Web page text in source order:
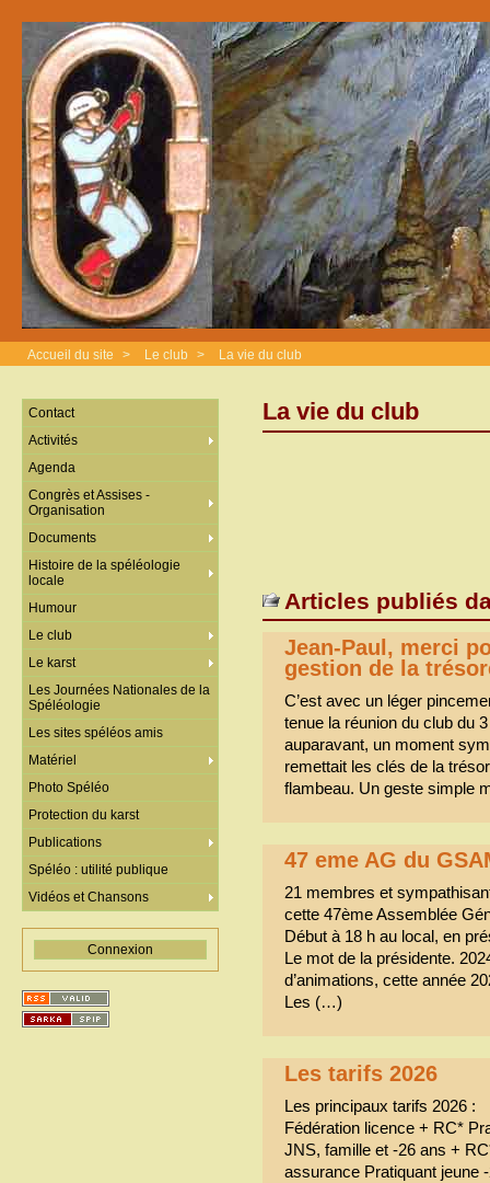
Accueil du site > Le club > La vie du club
La vie du club
Articles publiés
Jean-Paul, merci
gestion de la
C’est avec un léger
tenue la réunion du club du
auparavant, un moment
remettait les clés de la
flambeau. Un geste simple
47 eme AG du
21 membres et
cette 47ème Assemblée
Début à 18 h au local, en
Le mot de la présidente.
d’animations, cette année
Les (…)
Les tarifs 2026
Les principaux tarifs 2026 :
Fédération licence + RC*
JNS, famille et -26 ans +
assurance Pratiquant jeune
Contact
Activités
Agenda
Congrès et Assises -
Organisation
Documents
Histoire de la spéléologie
locale
Humour
Le club
Le karst
Les Journées Nationales de la
Spéléologie
Les sites spéléos amis
Matériel
Photo Spéléo
Protection du karst
Publications
Spéléo : utilité publique
Vidéos et Chansons
Connexion